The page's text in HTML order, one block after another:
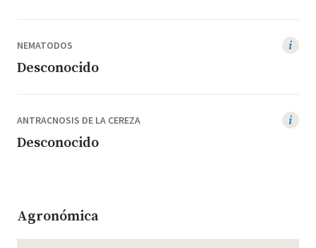
NEMATODOS
Desconocido
ANTRACNOSIS DE LA CEREZA
Desconocido
Agronómica